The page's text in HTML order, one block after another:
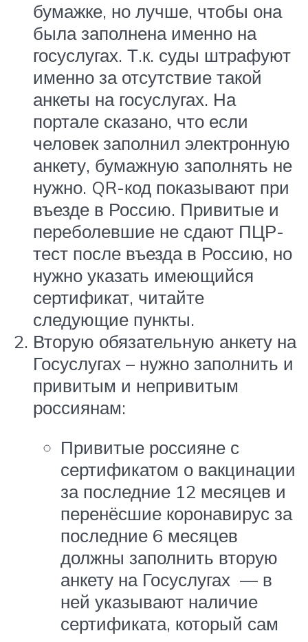
бумажке, но лучше, чтобы она
была заполнена именно на
госуслугах. Т.к. суды штрафуют
именно за отсутствие такой
анкеты на госуслугах. На
портале сказано, что если
человек заполнил электронную
анкету, бумажную заполнять не
нужно. QR-код показывают при
въезде в Россию. Привитые и
переболевшие не сдают ПЦР-
тест после въезда в Россию, но
нужно указать имеющийся
сертификат, читайте
следующие пункты.
Вторую обязательную анкету на
Госуслугах – нужно заполнить и
привитым и непривитым
россиянам:
Привитые россияне с
сертификатом о вакцинации
за последние 12 месяцев и
перенёсшие коронавирус за
последние 6 месяцев
должны заполнить вторую
анкету на Госуслугах — в
ней указывают наличие
сертификата, который сам